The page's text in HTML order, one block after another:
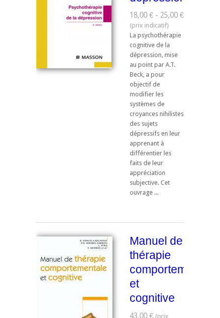
18,00 € - 25,00 €
La psychothérapie
cognitive de la
dépression, mise
au point par A.T.
Beck, a pour
objectif de
modifier les
systèmes de
croyances nihilistes
des sujets
dépressifs en leur
apprenant à
différentier les
faits de leur
appréciation
subjective. Cet
ouvrage ...
Manuel de
thérapie
comportementale
et
cognitive
43,00 €